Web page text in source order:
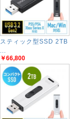
スティック型SSD 2TB
...
￥66,800